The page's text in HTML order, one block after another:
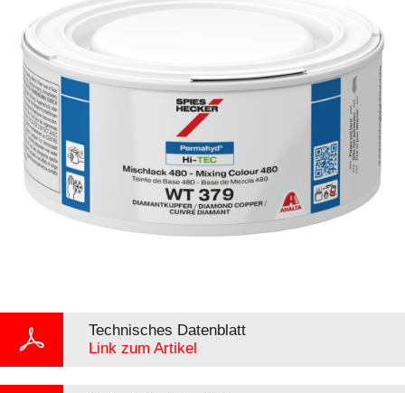
Technisches Datenblatt
Link zum Artikel